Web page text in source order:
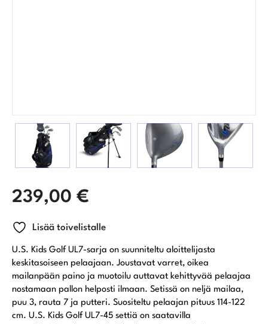
239,00 €
Lisää toivelistalle
U.S. Kids Golf UL7-sarja on suunniteltu aloittelijasta
keskitasoiseen pelaajaan. Joustavat varret, oikea
mailanpään paino ja muotoilu auttavat kehittyvää pelaajaa
nostamaan pallon helposti ilmaan. Setissä on neljä mailaa,
puu 3, rauta 7 ja putteri. Suositeltu pelaajan pituus 114-122
cm. U.S. Kids Golf UL7-45 settiä on saatavilla